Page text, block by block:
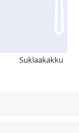
Suklaakakku